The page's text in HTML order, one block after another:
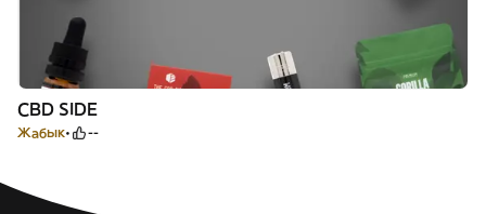
CBD SIDE
Жабык --